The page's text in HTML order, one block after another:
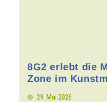
8G2 erlebt die
Zone im
29. Mai 2026